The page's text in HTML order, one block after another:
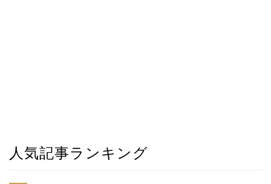
人気記事ランキング